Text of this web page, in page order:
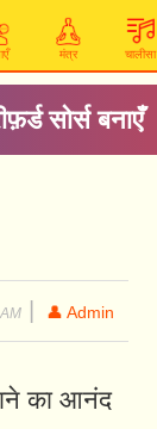
मंत्र चालीसा
सोर्स बनाएँ
👤 Admin
का आनंद